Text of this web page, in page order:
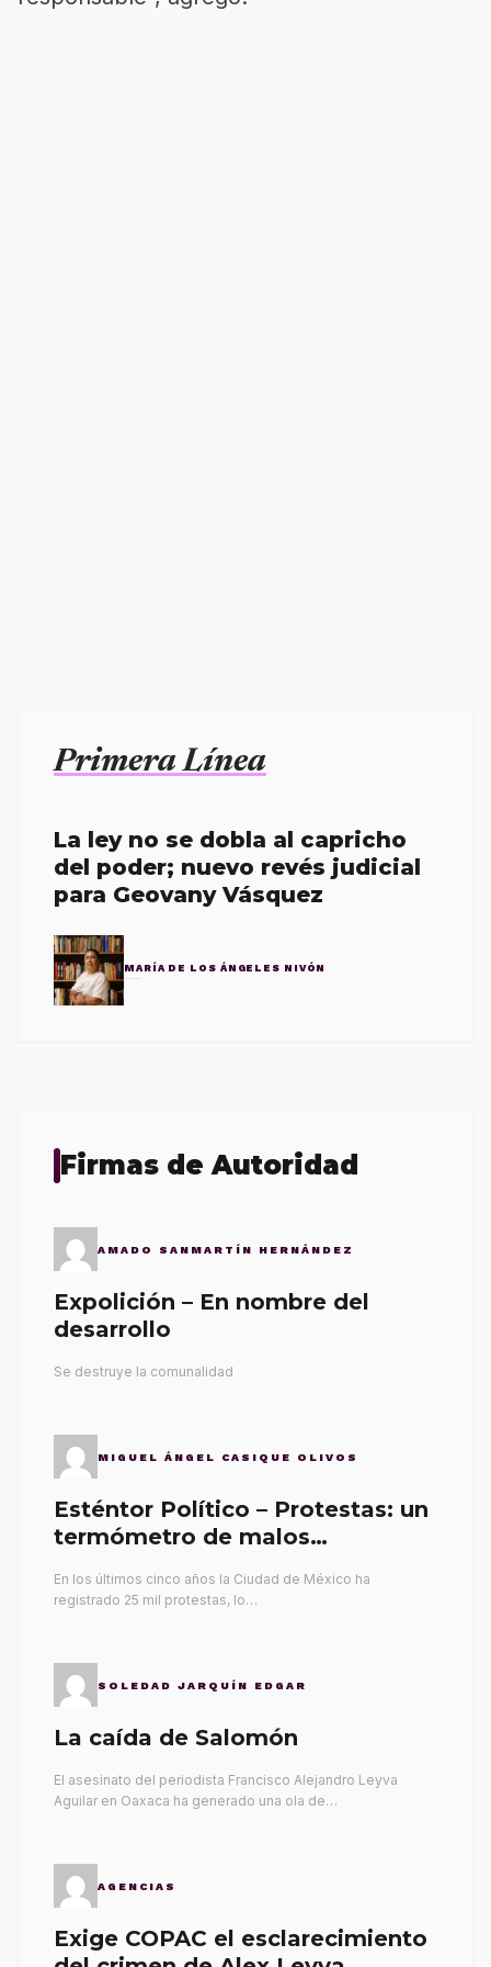
Primera Línea
La ley no se dobla al capricho
del poder; nuevo revés judicial
para Geovany Vásquez
MARÍA DE LOS ÁNGELES NIVÓN
Firmas de Autoridad
AMADO SANMARTÍN HERNÁNDEZ
Expolición – En nombre del
desarrollo
Se destruye la comunalidad
MIGUEL ÁNGEL CASIQUE OLIVOS
Esténtor Político – Protestas: un
termómetro de malos
En los últimos cinco años la Ciudad de México ha
registrado 25 mil protestas, lo…
SOLEDAD JARQUÍN EDGAR
La caída de Salomón
El asesinato del periodista Francisco Alejandro Leyva
Aguilar en Oaxaca ha generado una ola de…
AGENCIAS
Exige COPAC el esclarecimiento